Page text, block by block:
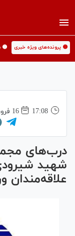
🟡 پرونده‌های ویژه خبری 🟡
17:08
16 فروردين 1405
درب‌های
شهید